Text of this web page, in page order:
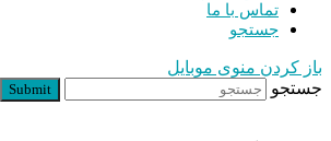
تماس با ما
جستجو
باز کردن منوی موبایل
جستجو
Submit